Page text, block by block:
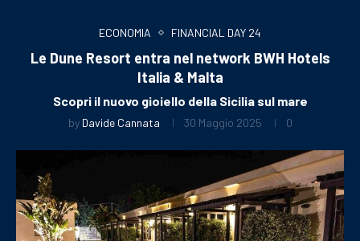
ECONOMIA FINANCIAL DAY 24
Le Dune Resort entra nel network BWH Hotels
Italia & Malta
Scopri il nuovo gioiello della Sicilia sul mare
by Davide Cannata 30 Maggio 2025 0